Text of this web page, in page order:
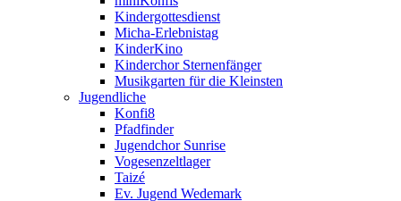
Kindergottesdienst
Micha-Erlebnistag
KinderKino
Kinderchor Sternenfänger
Musikgarten für die Kleinsten
Jugendliche
Konfi8
Pfadfinder
Jugendchor Sunrise
Vogesenzeltlager
Taizé
Ev. Jugend Wedemark